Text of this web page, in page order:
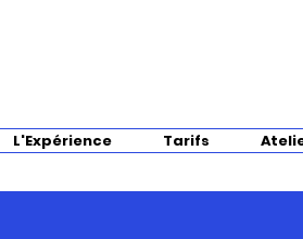
L'Expérience Tarifs